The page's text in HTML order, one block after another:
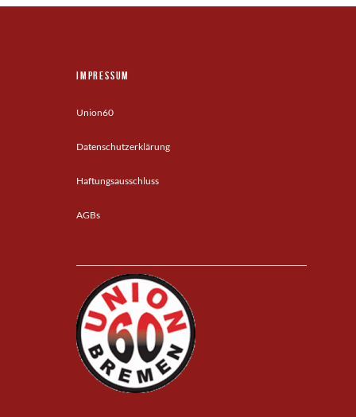
Impressum
Union60
Datenschutzerklärung
Haftungsausschluss
AGBs